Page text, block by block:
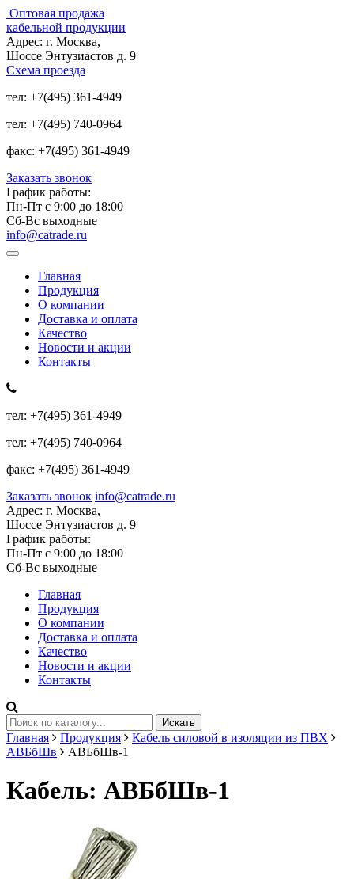
Оптовая продажа
кабельной продукции
Адрес: г. Москва,
Шоссе Энтузиастов д. 9
Схема проезда
тел: +7(495) 361-4949
тел: +7(495) 740-0964
факс: +7(495) 361-4949
Заказать звонок
График работы:
Пн-Пт с 9:00 до 18:00
Сб-Вс выходные
info@catrade.ru
Главная
Продукция
О компании
Доставка и оплата
Качество
Новости и акции
Контакты
тел: +7(495) 361-4949
тел: +7(495) 740-0964
факс: +7(495) 361-4949
Заказать звонок info@catrade.ru
Адрес: г. Москва,
Шоссе Энтузиастов д. 9
График работы:
Пн-Пт с 9:00 до 18:00
Сб-Вс выходные
Главная
Продукция
О компании
Доставка и оплата
Качество
Новости и акции
Контакты
Искать
Главная Продукция
Кабель силовой в изоляции из ПВХ
АВБбШв
АВБбШв-1
Кабель: АВБбШв-1